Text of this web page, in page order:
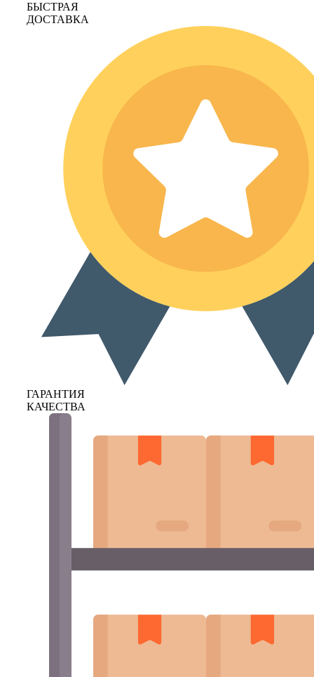
БЫСТРАЯ
ДОСТАВКА
ГАРАНТИЯ
КАЧЕСТВА